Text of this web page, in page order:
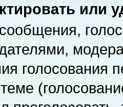
или
голосования